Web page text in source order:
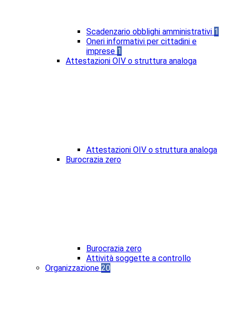
Scadenzario obblighi amministrativi 1
Oneri informativi per cittadini e
imprese 1
Attestazioni OIV o struttura analoga
Attestazioni OIV o struttura analoga
Burocrazia zero
Burocrazia zero
Attività soggette a controllo
Organizzazione 20